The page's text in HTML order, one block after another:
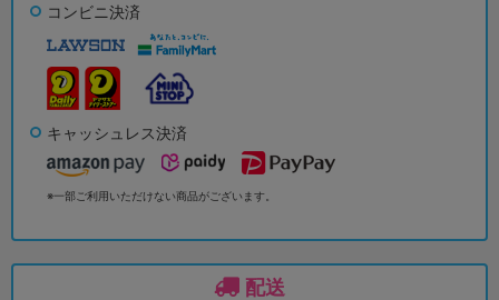
コンビニ決済
キャッシュレス決済
※一部ご利用いただけない商品がございます。
配送